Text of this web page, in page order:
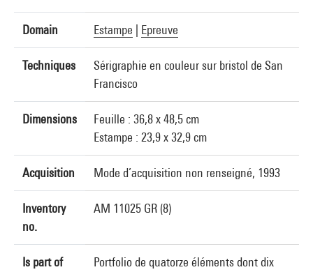
Domain Estampe Epreuve
Techniques
Sérigraphie en couleur sur bristol de San
Francisco
Dimensions
Feuille : 36,8 x 48,5 cm
Estampe : 23,9 x 32,9 cm
Acquisition Mode d’acquisition non renseigné, 1993
Inventory
no.
AM 11025 GR (8)
Is part of
Portfolio de quatorze éléments dont dix